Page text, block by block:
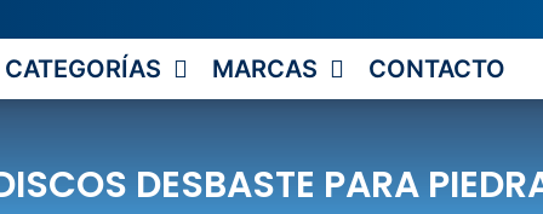
CATEGORÍAS MARCAS CONTACTO
DESBASTE PARA